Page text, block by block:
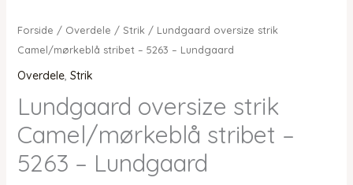
Forside / Overdele / Strik / Lundgaard oversize strik
Camel/mørkeblå stribet – 5263 – Lundgaard
Overdele, Strik
Lundgaard oversize strik
Camel/mørkeblå stribet –
5263 – Lundgaard